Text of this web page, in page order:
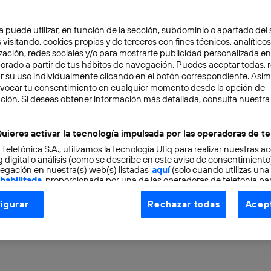
7 min
Health abre
¿qué opinan
puede utilizar, en función de la sección, subdominio o apartado del
visitando, cookies propias y de terceros con fines técnicos,
redes sociales y/o para mostrarte publicidad personalizada
a partir de tus hábitos de navegación. Puedes aceptar todas,
su uso individualmente clicando en el botón correspondiente.
tu consentimiento en cualquier momento desde la opción de
Si deseas obtener información más detallada, consulta nuestra
activar la tecnología impulsada por las operadoras de
S.A., utilizamos la tecnología Utiq para realizar nuestras
digital o análisis (como se describe en este aviso de
en nuestra(s) web(s) listadas aquí(solo cuando utilizas una
, proporcionada por una de las operadoras de telefonía
consentimiento en cada página web).
Utiq está diseñada con la privacidad como prioridad
dirección IP y otra información de la cuenta de cliente de
Rechazar todas